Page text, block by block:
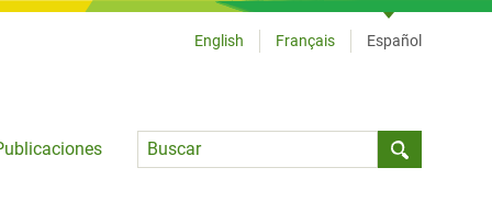
Language
English Français Español